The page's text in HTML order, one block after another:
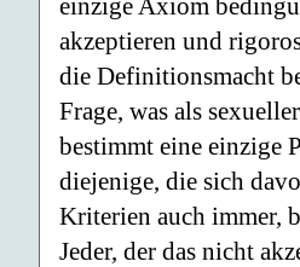
einzige Axiom
akzeptieren und
die Definitionsmacht
Frage, was als
bestimmt eine einzige
diejenige, die sich
Kriterien auch immer,
Jeder, der das nicht